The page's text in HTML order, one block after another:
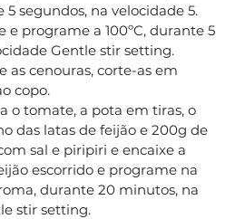
segundos, na velocidade 5.
e programe a 100ºC, durante 5
Gentle stir setting.
as cenouras, corte-as em
copo.
o tomate, a pota em tiras, o
das latas de feijão e 200g de
sal e piripiri e encaixe a
escorrido e programe na
durante 20 minutos, na
stir setting.